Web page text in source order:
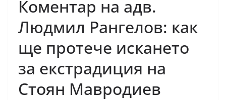
Коментар на адв.
Людмил Рангелов: как
ще протече искането
за екстрадиция на
Стоян Мавродиев